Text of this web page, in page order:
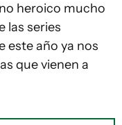
heroico mucho
las series
este año ya nos
que vienen a